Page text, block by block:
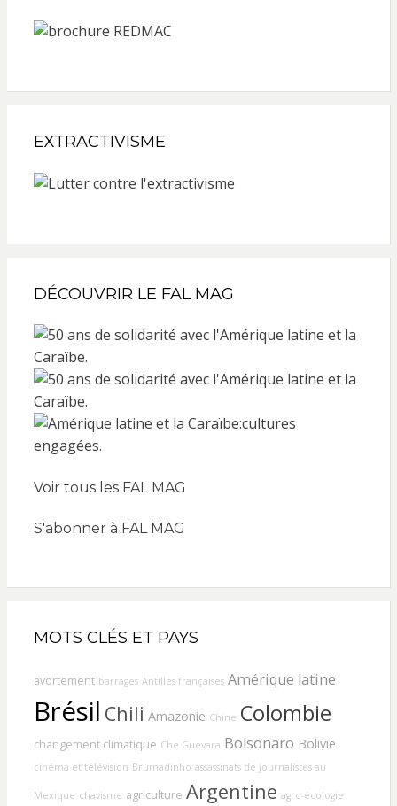
EXTRACTIVISME
DÉCOUVRIR LE FAL MAG
Voir tous les FAL MAG
S'abonner à FAL MAG
MOTS CLÉS ET PAYS
avortement barrages Antilles françaises Amérique latine
Brésil Chili Amazonie Chine Colombie
changement climatique Che Guevara Bolsonaro Bolivie
cinéma et télévision Brumadinho assassinats de journalistes au
Mexique chavisme agriculture Argentine agro-écologie